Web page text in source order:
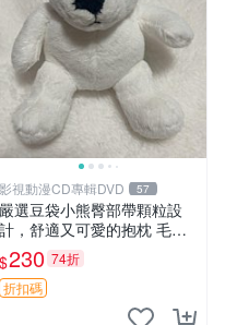
影視動漫CD專輯DVD 57
嚴選豆袋小熊臀部帶顆粒設
計，舒適又可愛的抱枕 毛絨
抱枕、臀部按摩、坐墊
$230 74折
折扣碼